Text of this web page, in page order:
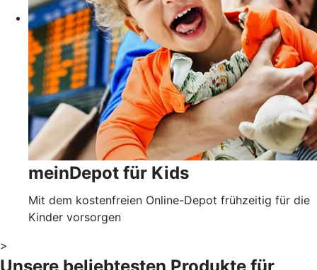
meinDepot für Kids
Mit dem kostenfreien Online-Depot frühzeitig für die
Kinder vorsorgen
>
Unsere beliebtesten Produkte für